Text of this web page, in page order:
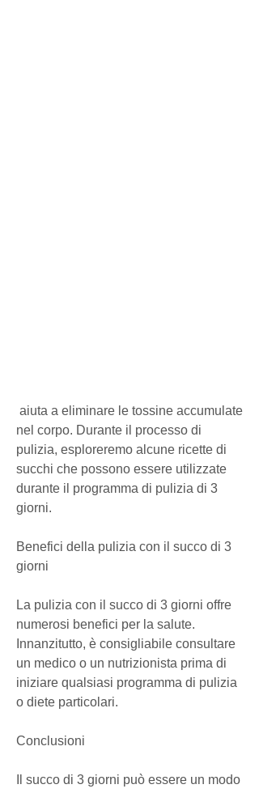
nel corpo. Durante il processo di
pulizia, esploreremo alcune ricette di
succhi che possono essere utilizzate
durante il programma di pulizia di 3
giorni.
Benefici della pulizia con il succo di 3
giorni
La pulizia con il succo di 3 giorni offre
numerosi benefici per la salute.
Innanzitutto, è consigliabile consultare
un medico o un nutrizionista prima di
iniziare qualsiasi programma di pulizia
o diete particolari.
Conclusioni
Il succo di 3 giorni può essere un modo